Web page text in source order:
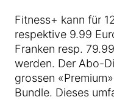
Fitness+ kann für
respektive 9.99
Franken resp.
werden. Der Abo-
grossen
Bundle. Dieses